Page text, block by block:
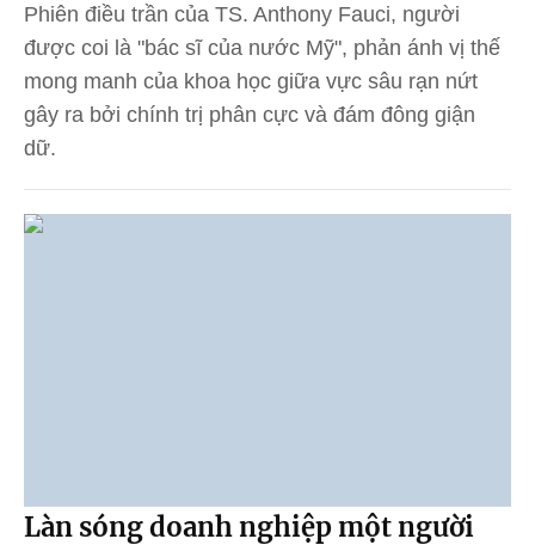
Phiên điều trần của TS. Anthony Fauci, người
được coi là "bác sĩ của nước Mỹ", phản ánh vị thế
mong manh của khoa học giữa vực sâu rạn nứt
gây ra bởi chính trị phân cực và đám đông giận
dữ.
Làn sóng doanh nghiệp một người